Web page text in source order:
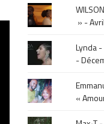
» -
Lynda
-
«